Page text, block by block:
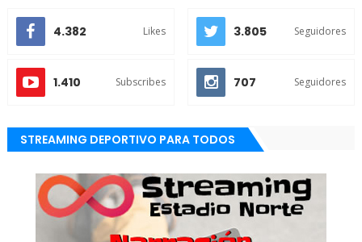
4.382 Likes 3.805 Seguidores
1.410 Subscribes 707 Seguidores
STREAMING DEPORTIVO PARA TODOS